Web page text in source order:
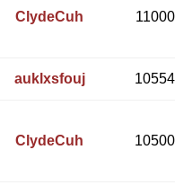
ClydeCuh 11000
auklxsfouj 10554
ClydeCuh 10500